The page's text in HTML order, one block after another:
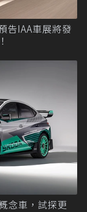
告IAA車展將發
念車，試探更